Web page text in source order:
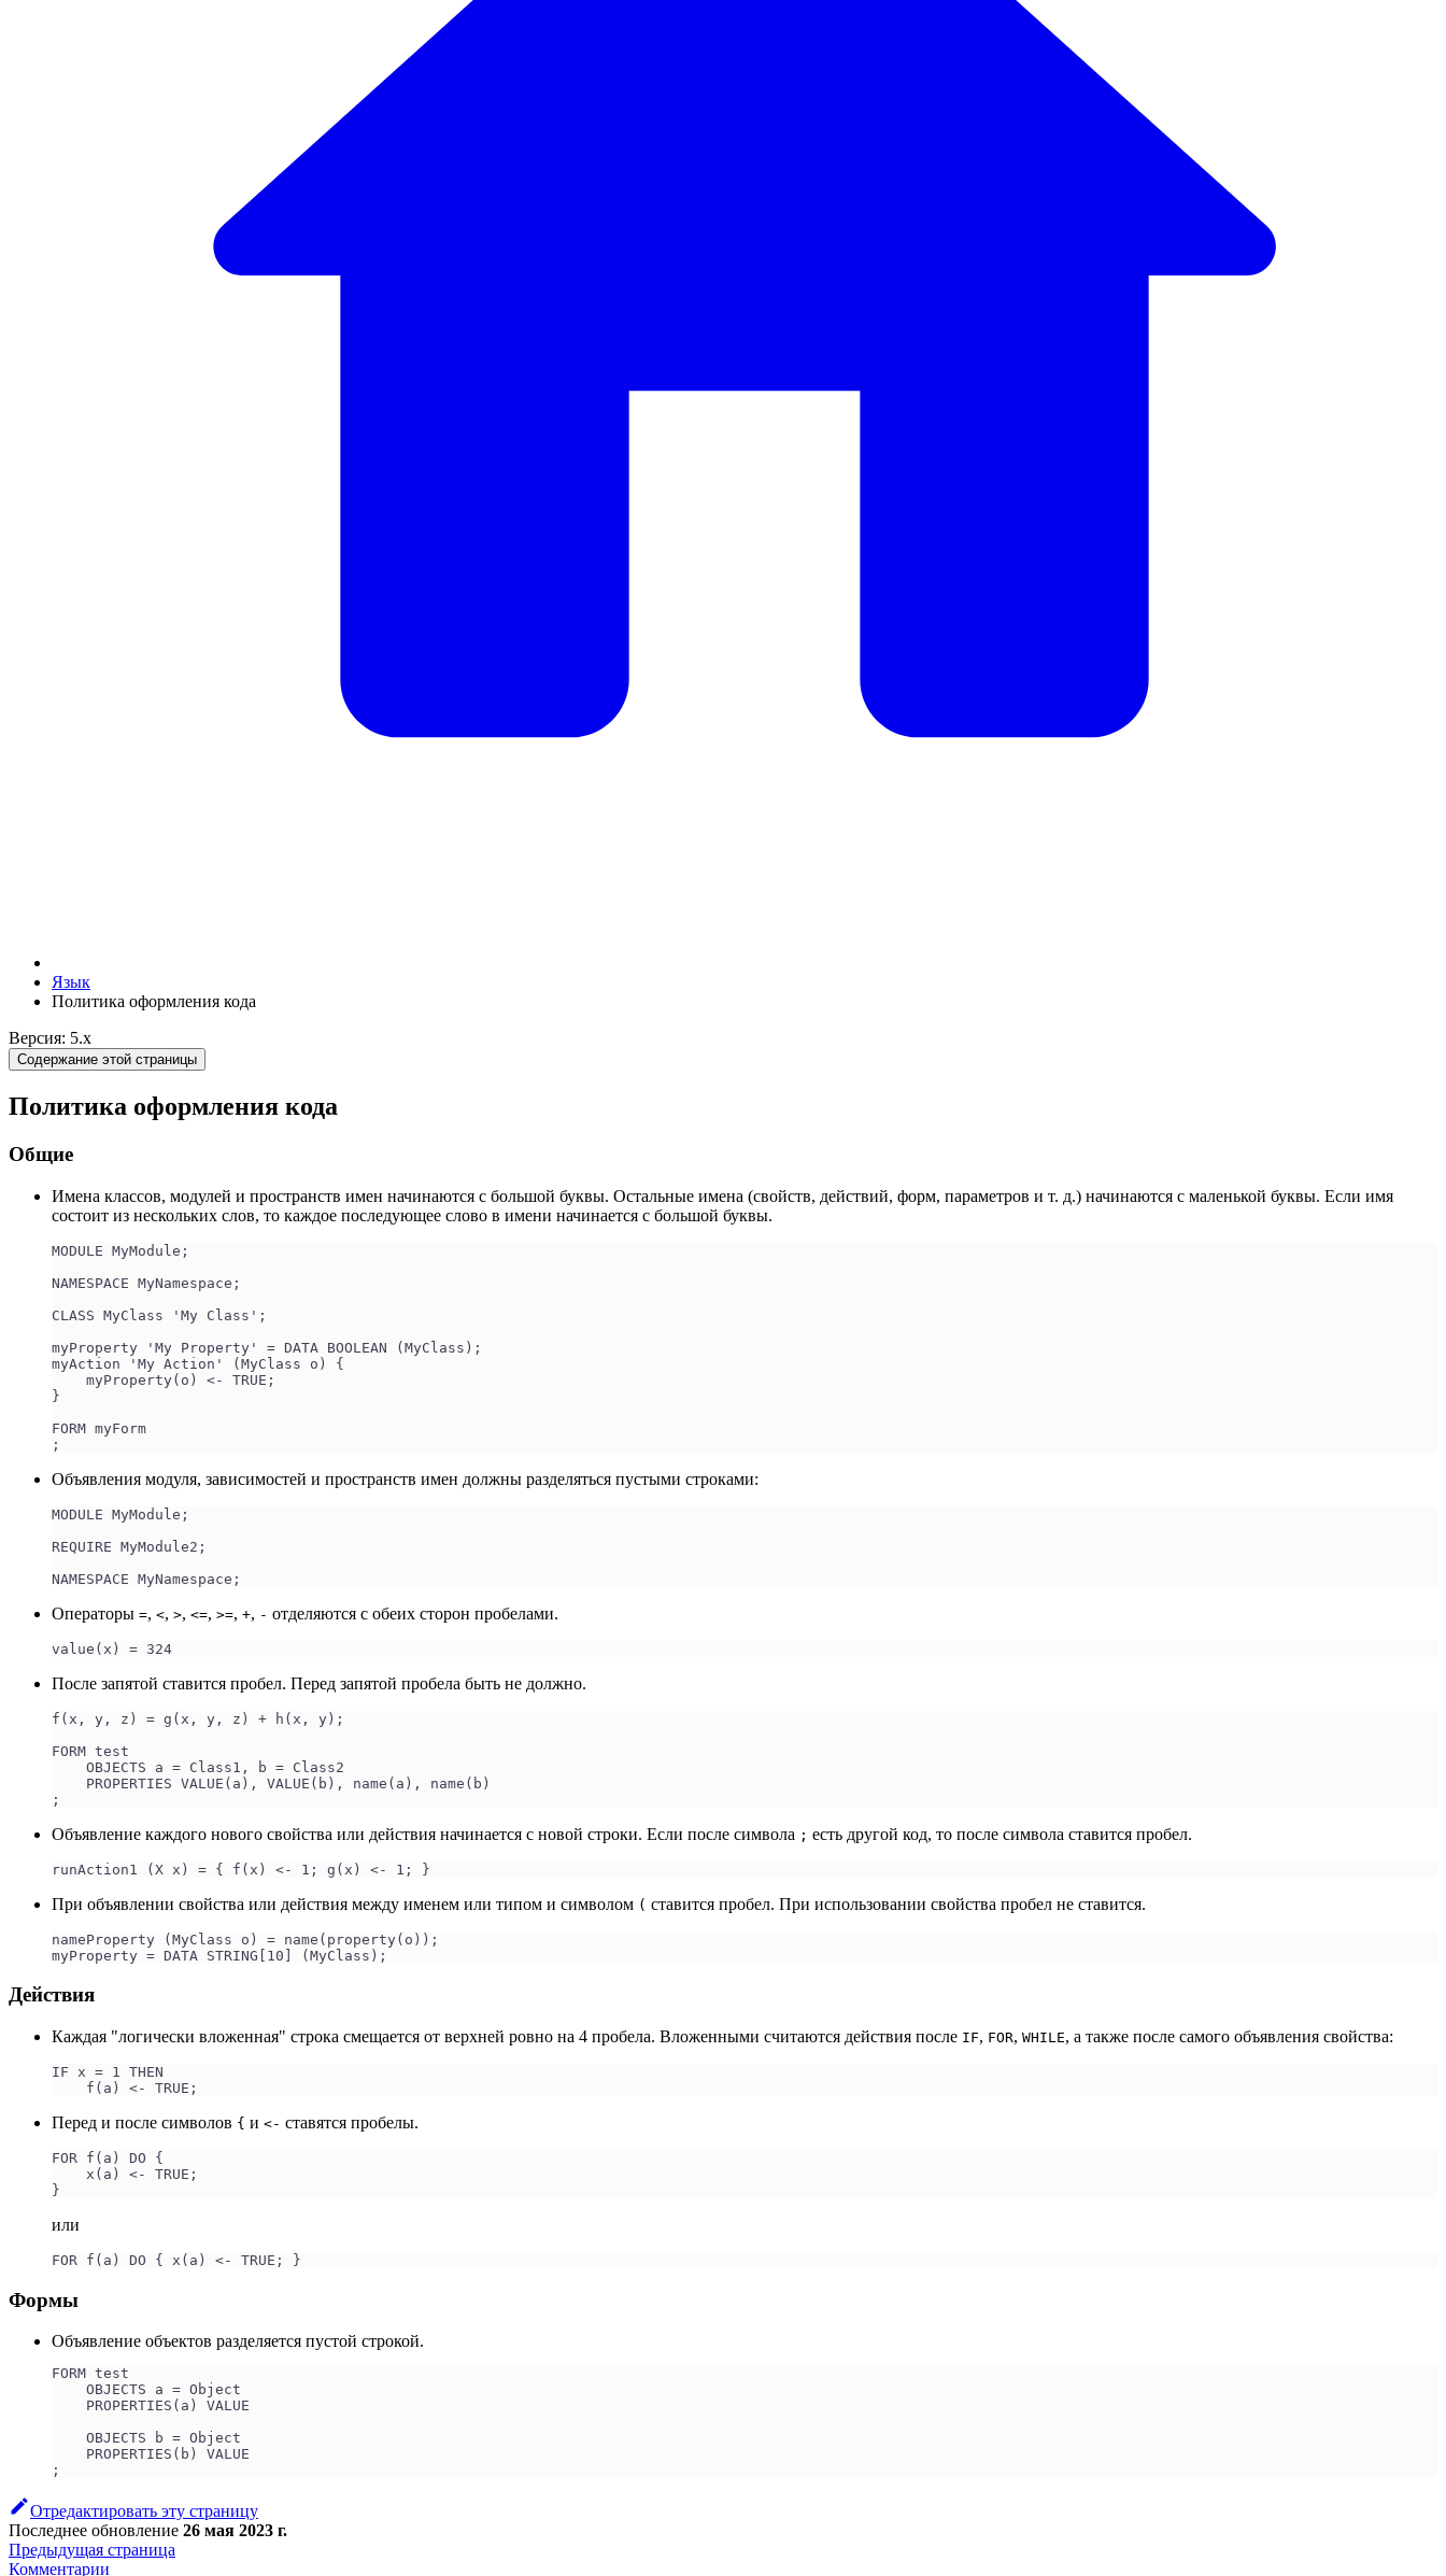
Язык
Политика оформления кода
Версия: 5.x
Содержание этой страницы
Политика оформления кода
Общие
Имена классов, модулей и пространств имен начинаются с большой буквы. Остальные имена (свойств, действий, форм, параметров и т. д.) начинаются с маленькой буквы. Если имя
состоит из нескольких слов, то каждое последующее слово в имени начинается с большой буквы.
MODULE MyModule;
NAMESPACE MyNamespace;
CLASS MyClass 'My Class';
myProperty 'My Property' = DATA BOOLEAN (MyClass);
myAction 'My Action' (MyClass o) {
    myProperty(o) <- TRUE;
}
FORM myForm
;
Объявления модуля, зависимостей и пространств имен должны разделяться пустыми строками:
MODULE MyModule;
REQUIRE MyModule2;
NAMESPACE MyNamespace;
Операторы =, <, >, <=, >=, +, - отделяются с обеих сторон пробелами.
value(x) = 324
После запятой ставится пробел. Перед запятой пробела быть не должно.
f(x, y, z) = g(x, y, z) + h(x, y);
FORM test
    OBJECTS a = Class1, b = Class2
    PROPERTIES VALUE(a), VALUE(b), name(a), name(b)
;
Объявление каждого нового свойства или действия начинается с новой строки. Если после символа ; есть другой код, то после символа ставится пробел.
runAction1 (X x) = { f(x) <- 1; g(x) <- 1; }
При объявлении свойства или действия между именем или типом и символом ( ставится пробел. При использовании свойства пробел не ставится.
nameProperty (MyClass o) = name(property(o));
myProperty = DATA STRING[10] (MyClass);
Действия
Каждая "логически вложенная" строка смещается от верхней ровно на 4 пробела. Вложенными считаются действия после IF, FOR, WHILE, а также после самого объявления свойства:
IF x = 1 THEN
    f(a) <- TRUE;
Перед и после символов { и <- ставятся пробелы.
FOR f(a) DO {
    x(a) <- TRUE;
}
или
FOR f(a) DO { x(a) <- TRUE; }
Формы
Объявление объектов разделяется пустой строкой.
FORM test
    OBJECTS a = Object
    PROPERTIES(a) VALUE
    OBJECTS b = Object
    PROPERTIES(b) VALUE
;
Отредактировать эту страницу
Последнее обновление 26 мая 2023 г.
Предыдущая страница
Комментарии